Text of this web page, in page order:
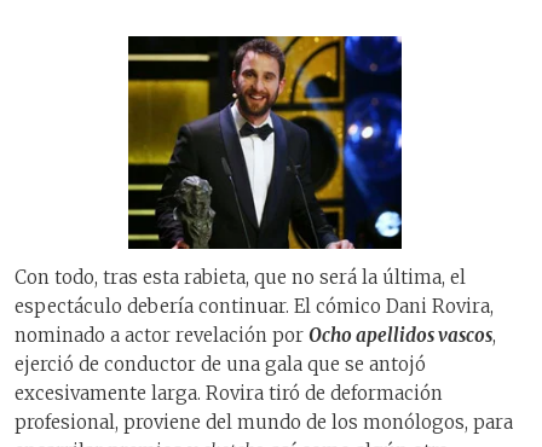
Con todo, tras esta rabieta, que no será la última, el
espectáculo debería continuar. El cómico Dani Rovira,
nominado a actor revelación por Ocho apellidos vascos,
ejerció de conductor de una gala que se antojó
excesivamente larga. Rovira tiró de deformación
profesional, proviene del mundo de los monólogos, para